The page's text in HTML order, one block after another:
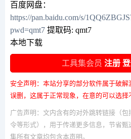
百度网盘：
https://pan.baidu.com/s/
pwd=qmt7 提取码: qmt7
本地下载
工具集会员 注册
安全声明：本站分享的部分软件属于破
误删，这属于正常现象，在意的可以选择
广告声明：文内含有的对外跳转链接（
令等形式），用于传递更多信息，节省
集所有文章均包含本声明。